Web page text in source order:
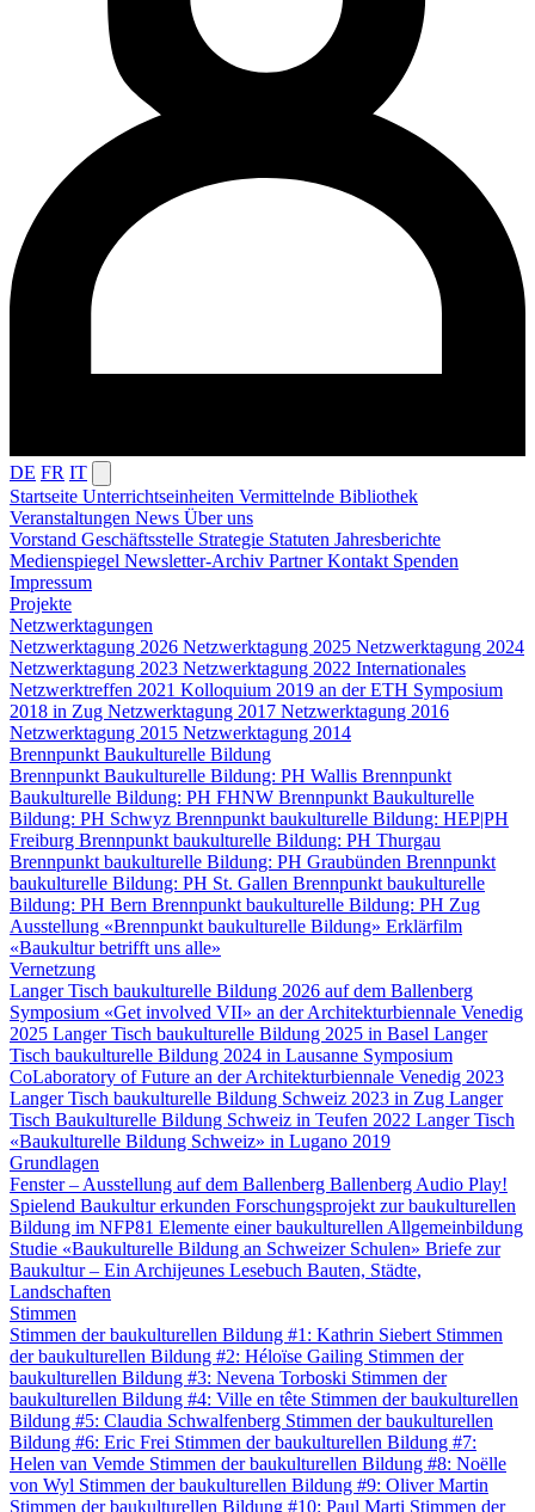
DE FR IT
Startseite Unterrichtseinheiten Vermittelnde Bibliothek
Veranstaltungen News Über uns
Vorstand Geschäftsstelle Strategie Statuten Jahresberichte
Medienspiegel Newsletter-Archiv PartnerKontakt Spenden
Impressum
Projekte
Netzwerktagungen
Netzwerktagung 2026 Netzwerktagung 2025 Netzwerktagung 2024
Netzwerktagung 2023 Netzwerktagung 2022 Internationales
Netzwerktreffen 2021 Kolloquium 2019 an der ETH Symposium
2018 in Zug Netzwerktagung 2017 Netzwerktagung 2016
Netzwerktagung 2015 Netzwerktagung 2014
Brennpunkt Baukulturelle Bildung
Brennpunkt Baukulturelle Bildung: PH Wallis Brennpunkt
Baukulturelle Bildung: PH FHNW Brennpunkt Baukulturelle
Bildung: PH Schwyz Brennpunkt baukulturelle Bildung: HEP|PH
Freiburg Brennpunkt baukulturelle Bildung: PH Thurgau
Brennpunkt baukulturelle Bildung: PH Graubünden Brennpunkt
baukulturelle Bildung: PH St. Gallen Brennpunkt baukulturelle
Bildung: PH Bern Brennpunkt baukulturelle Bildung: PH Zug
Ausstellung «Brennpunkt baukulturelle Bildung» Erklärfilm
«Baukultur betrifft uns alle»
Vernetzung
Langer Tisch baukulturelle Bildung 2026 auf dem Ballenberg
Symposium «Get involved VII» an der Architekturbiennale Venedig
2025 Langer Tisch baukulturelle Bildung 2025 in Basel Langer
Tisch baukulturelle Bildung 2024 in Lausanne Symposium
CoLaboratory of Future an der Architekturbiennale Venedig 2023
Langer Tisch baukulturelle Bildung Schweiz 2023 in Zug Langer
Tisch Baukulturelle Bildung Schweiz in Teufen 2022 Langer Tisch
«Baukulturelle Bildung Schweiz» in Lugano 2019
Grundlagen
Fenster – Ausstellung auf dem Ballenberg Ballenberg Audio Play!
Spielend Baukultur erkunden Forschungsprojekt zur baukulturellen
Bildung im NFP81 Elemente einer baukulturellen Allgemeinbildung
Studie «Baukulturelle Bildung an Schweizer Schulen» Briefe zur
Baukultur – Ein Archijeunes Lesebuch Bauten, Städte,
Landschaften
Stimmen
Stimmen der baukulturellen Bildung #1: Kathrin Siebert Stimmen
der baukulturellen Bildung #2: Héloïse Gailing Stimmen der
baukulturellen Bildung #3: Nevena Torboski Stimmen der
baukulturellen Bildung #4: Ville en tête Stimmen der baukulturellen
Bildung #5: Claudia Schwalfenberg Stimmen der baukulturellen
Bildung #6: Eric Frei Stimmen der baukulturellen Bildung #7:
Helen van Vemde Stimmen der baukulturellen Bildung #8: Noëlle
von Wyl Stimmen der baukulturellen Bildung #9: Oliver Martin
Stimmen der baukulturellen Bildung #10: Paul Marti Stimmen der